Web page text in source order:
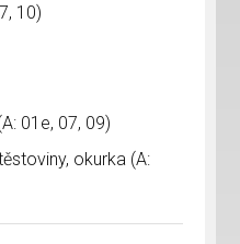
10)
01e, 07, 09)
okurka (A: